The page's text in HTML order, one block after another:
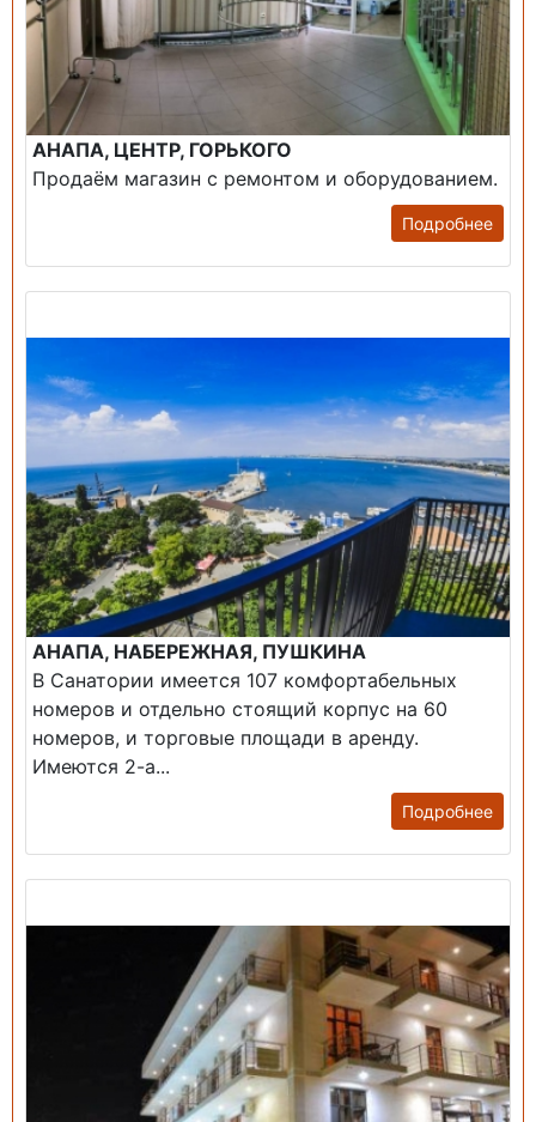
АНАПА, ЦЕНТР, ГОРЬКОГО
Продаём магазин с ремонтом и оборудованием.
Подробнее
АНАПА, НАБЕРЕЖНАЯ, ПУШКИНА
В Санатории имеется 107 комфортабельных
номеров и отдельно стоящий корпус на 60
номеров, и торговые площади в аренду.
Имеются 2-а...
Подробнее